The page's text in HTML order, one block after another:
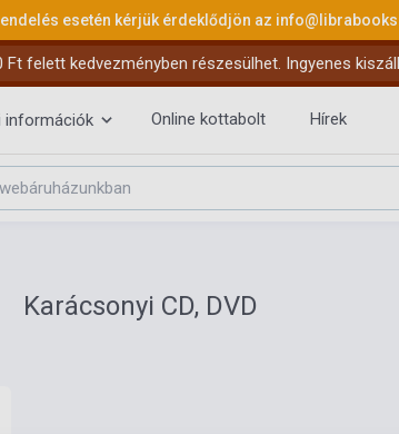
esetén kérjük érdeklődjön az
felett kedvezményben részesülhet. Ingyenes
információk Online kottabolt Hírek
Karácsonyi CD, DVD